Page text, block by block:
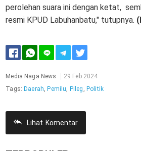
perolehan suara ini dengan ketat,
resmi KPUD Labuhanbatu," tutupnya.
Media Naga News
29 Feb 2024
Tags: Daerah, Pemilu, Pileg , Politik
Lihat Komentar